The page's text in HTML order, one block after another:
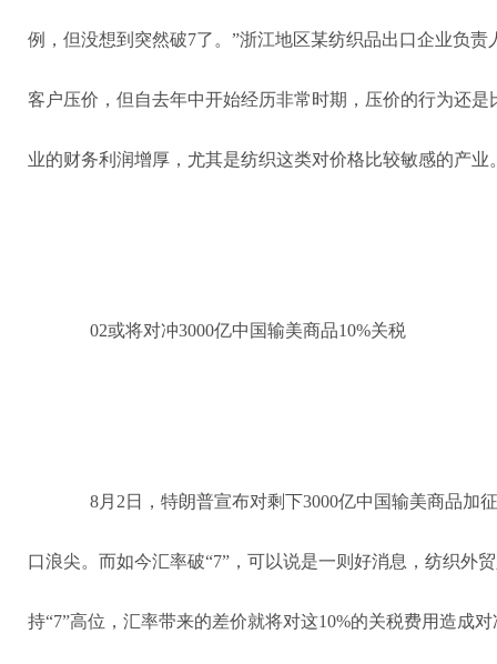
例，但没想到突然破7了。”浙江地区某纺织品出口企业负
客户压价，但自去年中开始经历非常时期，压价的行为还
业的财务利润增厚，尤其是纺织这类对价格比较敏感的产业
02或将对冲3000亿中国输美商品10%关税
8月2日，特朗普宣布对剩下3000亿中国输美商品加
口浪尖。而如今汇率破“7”，可以说是一则好消息，纺织外
持“7”高位，汇率带来的差价就将对这10%的关税费用造成